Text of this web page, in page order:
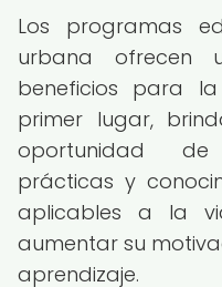
Los programas
urbana ofrecen
beneficios para
primer lugar,
oportunidad
prácticas y
aplicables a la
aumentar su
aprendizaje.